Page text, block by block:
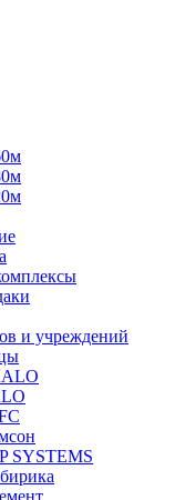
и учреждений
SYSTEMS